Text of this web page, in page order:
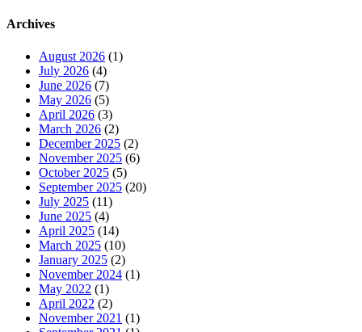
Archives
August 2026 (1)
July 2026 (4)
June 2026 (7)
May 2026 (5)
April 2026 (3)
March 2026 (2)
December 2025 (2)
November 2025 (6)
October 2025 (5)
September 2025 (20)
July 2025 (11)
June 2025 (4)
April 2025 (14)
March 2025 (10)
January 2025 (2)
November 2024 (1)
May 2022 (1)
April 2022 (2)
November 2021 (1)